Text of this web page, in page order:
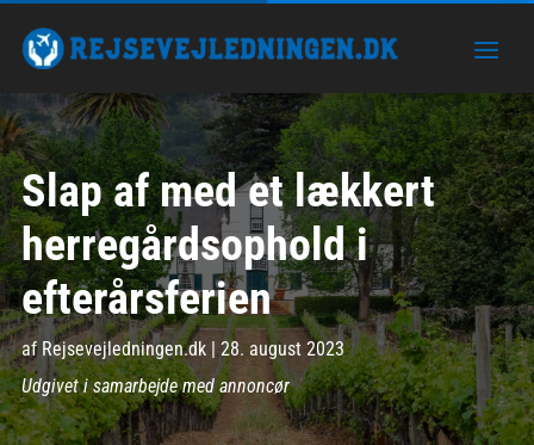
Slap af med et lækkert
herregårdsophold i
efterårsferien
af Rejsevejledningen.dk| 28. august 2023
Udgivet i samarbejde med annoncør